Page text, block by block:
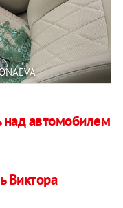
над автомобилем
Виктора